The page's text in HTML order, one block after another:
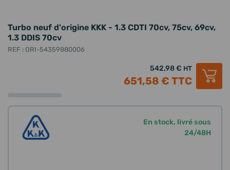
Turbo neuf d'origine KKK - 1.3 CDTI 70cv, 75cv, 69cv,
1.3 DDIS 70cv
REF : ORI-54359880006
542,98 € HT
651,58 € TTC
En stock, livré sous
24/48H